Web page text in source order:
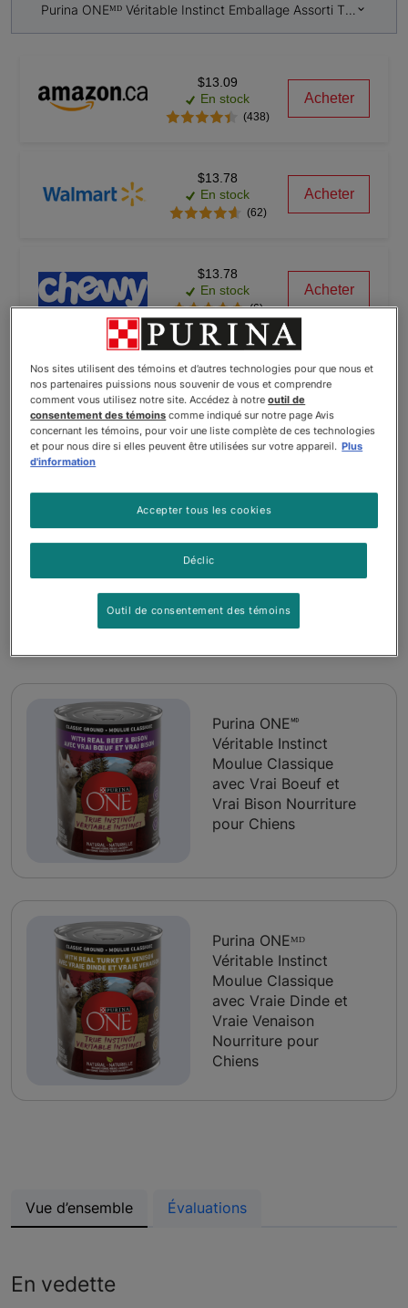
Purina ONEᴹᴰ Véritable Instinct Emballage Assorti Tendres
$13.09
En stock
(438)
Acheter
$13.78
En stock
(62)
Acheter
$13.78
En stock
(6)
Acheter
© Wayvia 2005-2026Conditions d'utilisation
(Formerly PriceSpider)
Produits inclus dans cet
emballage
Purina ONE🅫
Véritable Instinct
Moulue Classique
avec Vrai Boeuf et
Vrai Bison Nourriture
pour Chiens
Purina ONEᴹᴰ
Véritable Instinct
Moulue Classique
avec Vraie Dinde et
Vraie Venaison
Nourriture pour
Chiens
Vue d’ensemble Évaluations
En vedette
Nos sites utilisent des témoins et d’autres technologies pour que nous et
nos partenaires puissions nous souvenir de vous et comprendre
comment vous utilisez notre site. Accédez à notreoutil de
consentement des témoins comme indiqué sur notre page Avis
concernant les témoins, pour voir une liste complète de ces technologies
et pour nous dire si elles peuvent être utilisées sur votre appareil. Plus
d'information
Déclic
Accepter tous les cookies
Outil de consentement des témoins